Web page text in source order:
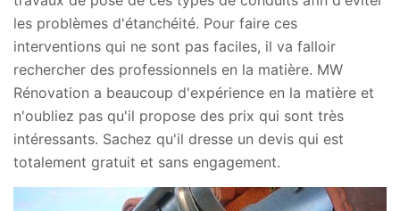
les problèmes d'étanchéité. Pour faire ces
interventions qui ne sont pas faciles, il va falloir
rechercher des professionnels en la matière. MW
Rénovation a beaucoup d'expérience en la matière et
n'oubliez pas qu'il propose des prix qui sont très
intéressants. Sachez qu'il dresse un devis qui est
totalement gratuit et sans engagement.